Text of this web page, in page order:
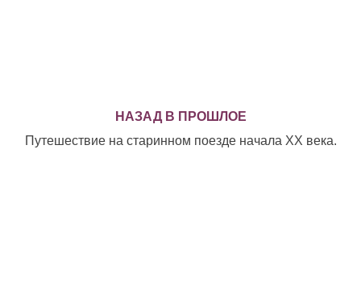
НАЗАД В ПРОШЛОЕ
Путешествие на старинном поезде начала XX века.